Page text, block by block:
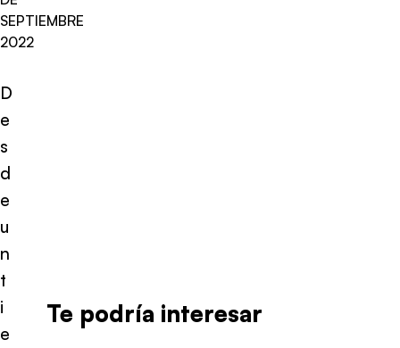
SEPTIEMBRE
2022
D
e
s
d
e
u
n
t
i
e
Te podría interesar